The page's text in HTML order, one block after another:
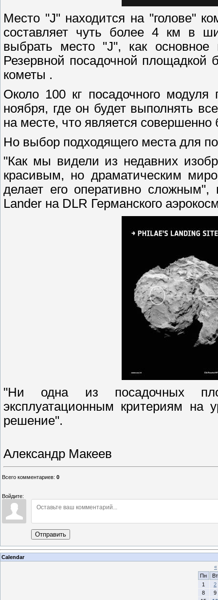
Место "J" находится на "голове"
составляет чуть более 4 км в
выбрать место "J", как
Резервной посадочной
кометы .
Около 100 кг посадочного модуля
ноября, где он будет выполнять
на месте, что является
Но выбор подходящего места для
"Как мы видели из недавних
красивым, но драматическим
делает его оперативно
Lander на DLR Германского
"Ни одна из посадочных
эксплуатационным критериям
решение".
Александр Макеев
Всего комментариев: 0
Войдите:
Отправить
Calendar
«
Пн
Вт
1
2
8
9